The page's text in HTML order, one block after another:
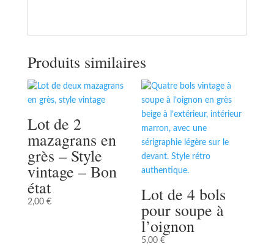
Produits similaires
Lot de 2
mazagrans en
grès – Style
vintage – Bon
état
2,00 € Lot de 4 bols
pour soupe à
l’oignon
5,00€